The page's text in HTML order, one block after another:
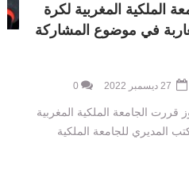
الملكية المغربية لكرة
في موضوع المشاركة
0
الجامعة الملكية المغربية
المديري للجامعة الملكية